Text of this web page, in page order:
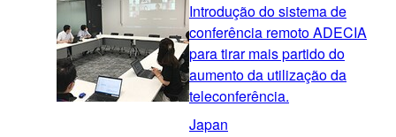
Introdução do sistema de
conferência remoto ADECIA
para tirar mais partido do
aumento da utilização da
teleconferência.
Japan